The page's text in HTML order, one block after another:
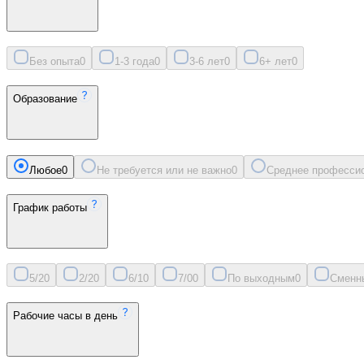
Без опыта0 1-3 года0 3-6 лет0 6+ лет0
Образование
Любое0 Не требуется или не важно0 Среднее
График работы
5/20 2/20 6/10 7/00 По выходным0
Рабочие часы в день